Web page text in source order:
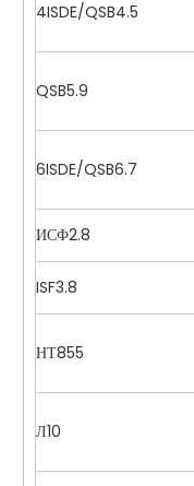
4ISDE/QSB4.5
QSB5.9
6ISDE/QSB6.7
ИСФ2.8
ISF3.8
НТ855
Л10